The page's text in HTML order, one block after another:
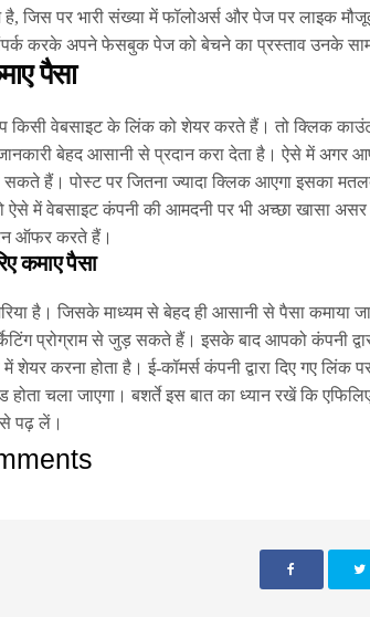
जिस पर भारी संख्या में फॉलोअर्स और पेज पर लाइक
संपर्क करके अपने फेसबुक पेज को बेचने का प्रस्ताव उनके
पैसा
वेबसाइट के लिंक को शेयर करते हैं। तो क्लिक
बेहद आसानी से प्रदान करा देता है। ऐसे में अगर
हैं। पोस्ट पर जितना ज्यादा क्लिक आएगा इसका
ऐसे में वेबसाइट कंपनी की आमदनी पर भी अच्छा खासा
ऑफर करते हैं।
कमाए पैसा
है। जिसके माध्यम से बेहद ही आसानी से पैसा कमाया
प्रोग्राम से जुड़ सकते हैं। इसके बाद आपको कंपनी
करना होता है। ई-कॉमर्स कंपनी द्वारा दिए गए लिंक
चला जाएगा। बशर्ते इस बात का ध्यान रखें कि
से पढ़ लें।